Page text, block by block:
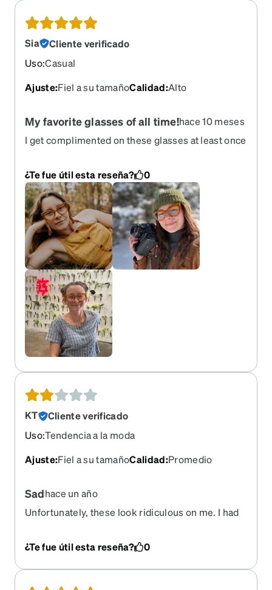
Sia
Cliente verificado
Uso:Casual
Ajuste:Fiel a su tamañoCalidad:Alto
My favorite glasses of all time!hace 10 meses
I get complimented on these glasses at least once
of my personality!
¿Te fue útil esta reseña? 0
KT
Cliente verificado
Uso:Tendencia a la moda
Ajuste:Fiel a su tamañoCalidad:Promedio
Sadhace un año
Unfortunately, these look ridiculous on me. I had
¿Te fue útil esta reseña?
0